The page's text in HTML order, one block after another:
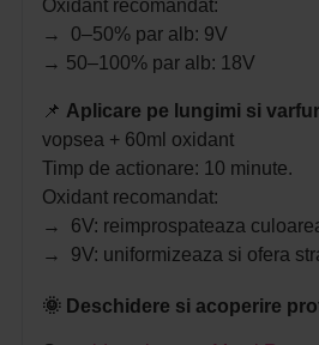
Oxidant recomandat:
→ 0–50% par alb: 9V
→ 50–100% par alb: 18V
📌 Aplicare pe lungimi si
vopsea + 60ml oxidant
Timp de actionare: 10 minute.
Oxidant recomandat:
→ 6V: reimprospateaza
→ 9V: uniformizeaza si ofera
🌞 Deschidere si acoperire